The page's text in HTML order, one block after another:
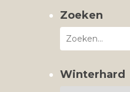
Zoeken
Winterhard